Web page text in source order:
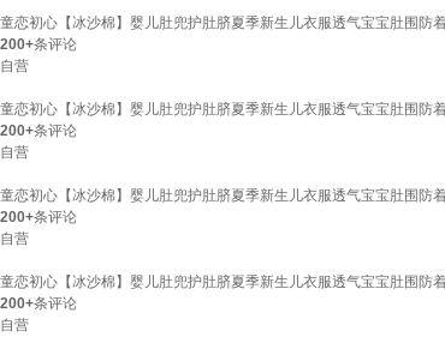
童恋初心【冰沙棉】婴儿肚兜护肚脐夏季新生儿衣服透气宝宝肚围防
200+条评论
自营
童恋初心【冰沙棉】婴儿肚兜护肚脐夏季新生儿衣服透气宝宝肚围防
200+条评论
自营
童恋初心【冰沙棉】婴儿肚兜护肚脐夏季新生儿衣服透气宝宝肚围防
200+条评论
自营
童恋初心【冰沙棉】婴儿肚兜护肚脐夏季新生儿衣服透气宝宝肚围防
200+条评论
自营